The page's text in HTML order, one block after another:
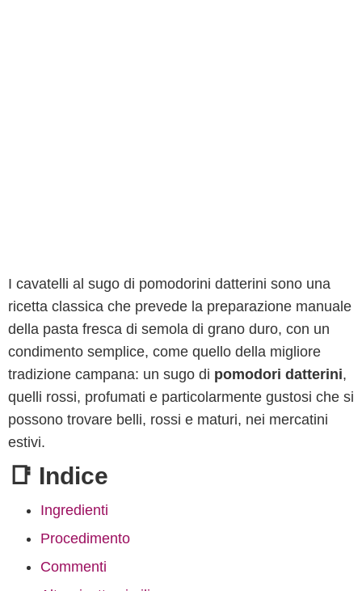
I cavatelli al sugo di pomodorini datterini sono una
ricetta classica che prevede la preparazione manuale
della pasta fresca di semola di grano duro, con un
condimento semplice, come quello della migliore
tradizione campana: un sugo di pomodori datterini,
quelli rossi, profumati e particolarmente gustosi che si
possono trovare belli, rossi e maturi, nei mercatini
estivi.
📑 Indice
Ingredienti
Procedimento
Commenti